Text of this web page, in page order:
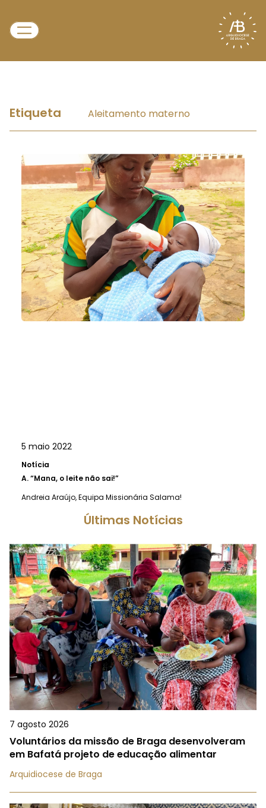
Etiqueta Aleitamento materno
5 maio 2022
Notícia
A.“Mana, o leite não sai!”
Andreia Araújo, Equipa Missionária Salama!
Últimas Notícias
7 agosto 2026
Voluntários da missão de Braga desenvolveram
em Bafatá projeto de educação alimentar
Arquidiocese de Braga